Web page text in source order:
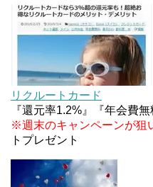
住信SBIネット銀
2%還元！V NEO
条件などまとめ
マイナンバーカ
リクルートカード
『還元率1.2%』『年会費
※週末のキャンペーンが狙
トプレゼント